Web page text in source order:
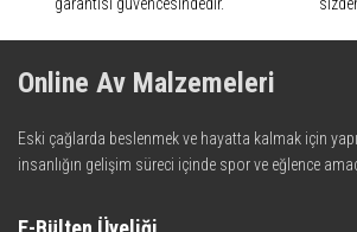
Online Av Malzemeleri
Eski çağlarda beslenmek ve hayatta kalmak için
insanlığın gelişim süreci içinde spor ve eğlence
teknolojinin dokunuşuyla av malzemelerinde en